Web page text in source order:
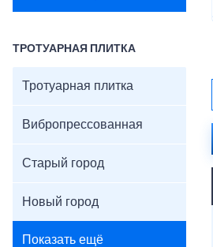
ТРОТУАРНАЯ ПЛИТКА
Тротуарная плитка
Вибропрессованная
Старый город
Новый город
Показать ещё